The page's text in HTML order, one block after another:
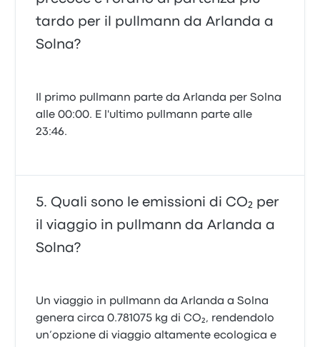
tardo per il pullmann da Arlanda a
Solna?
Il primo pullmann parte da Arlanda per Solna
alle 00:00. E l'ultimo pullmann parte alle
23:46.
Quali sono le emissioni di CO₂ per
il viaggio in pullmann da Arlanda a
Solna?
Un viaggio in pullmann da Arlanda a Solna
genera circa 0.781075 kg di CO₂, rendendolo
un’opzione di viaggio altamente ecologica e